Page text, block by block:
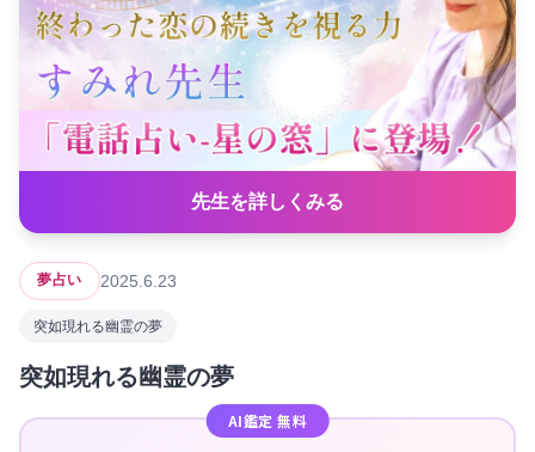
先生を詳しくみる
夢占い 2025.6.23
突如現れる幽霊の夢
突如現れる幽霊の夢
AI鑑定 無料